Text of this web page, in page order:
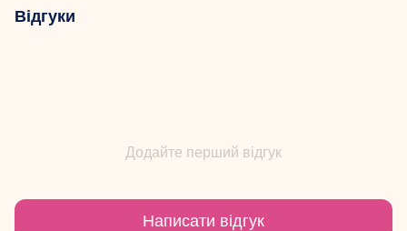
Відгуки
Додайте перший відгук
Написати відгук